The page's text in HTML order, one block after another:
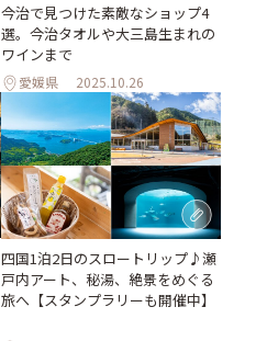
今治で見つけた素敵なショップ4
選。今治タオルや大三島生まれの
ワインまで
愛媛県 2025.10.26
四国1泊2日のスロートリップ♪瀬
戸内アート、秘湯、絶景をめぐる
旅へ【スタンプラリーも開催中】